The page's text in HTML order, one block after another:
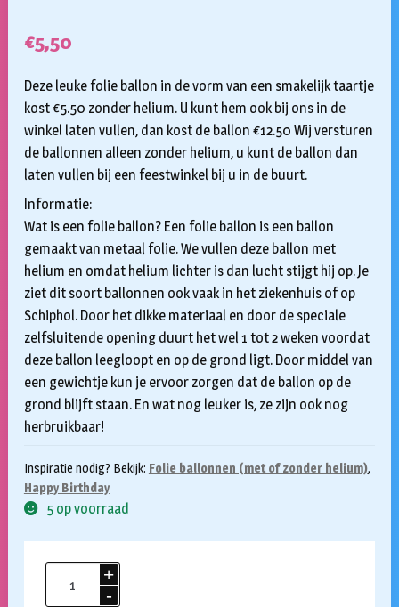
€5,50
Deze leuke folie ballon in de vorm van een smakelijk taartje
kost €5.50 zonder helium. U kunt hem ook bij ons in de
winkel laten vullen, dan kost de ballon €12.50 Wij versturen
de ballonnen alleen zonder helium, u kunt de ballon dan
laten vullen bij een feestwinkel bij u in de buurt.
Informatie:
Wat is een folie ballon? Een folie ballon is een ballon
gemaakt van metaal folie. We vullen deze ballon met
helium en omdat helium lichter is dan lucht stijgt hij op. Je
ziet dit soort ballonnen ook vaak in het ziekenhuis of op
Schiphol. Door het dikke materiaal en door de speciale
zelfsluitende opening duurt het wel 1 tot 2 weken voordat
deze ballon leegloopt en op de grond ligt. Door middel van
een gewichtje kun je ervoor zorgen dat de ballon op de
grond blijft staan. En wat nog leuker is, ze zijn ook nog
herbruikbaar!
Inspiratie nodig? Bekijk: Folie ballonnen (met of zonder helium),
Happy Birthday
5 op voorraad
Folieballon
Golden